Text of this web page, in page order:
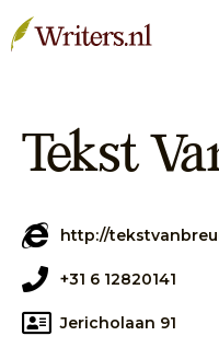
Tekst
http://
+31 6 12820141
Jericholaan 91